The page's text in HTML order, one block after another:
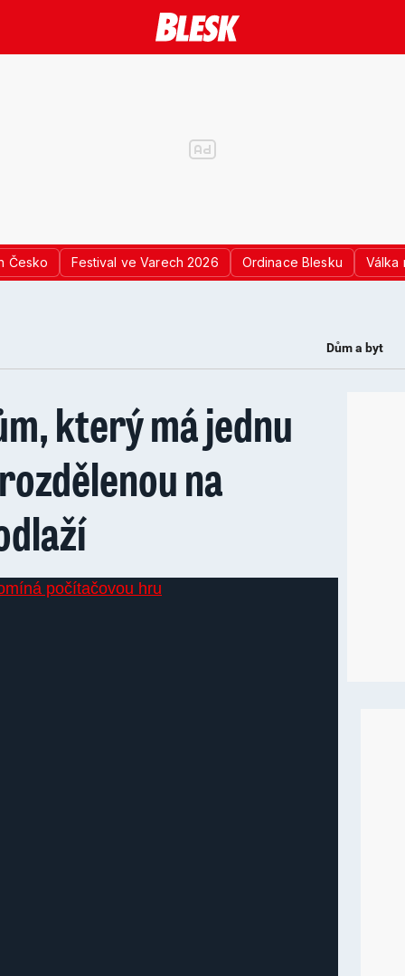
Česko Festival ve Varech 2026 Ordinace Blesku Válka
Dům a byt
který má jednu
na